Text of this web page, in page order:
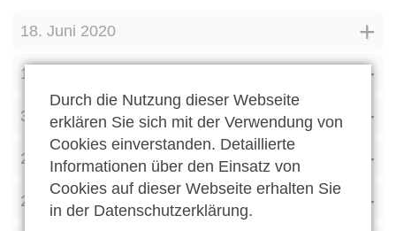
18. Juni 2020
14. Juni 2020
3. Juni 2020
2. Juni 2020
28. Mai 2020
Durch die Nutzung dieser Webseite
erklären Sie sich mit der Verwendung von
Cookies einverstanden. Detaillierte
Informationen über den Einsatz von
Cookies auf dieser Webseite erhalten Sie
in der Datenschutzerklärung.